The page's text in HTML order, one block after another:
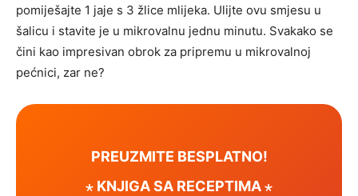
pomiješajte 1 jaje s 3 žlice mlijeka. Ulijte ovu smjesu u
šalicu i stavite je u mikrovalnu jednu minutu. Svakako se
čini kao impresivan obrok za pripremu u mikrovalnoj
pećnici, zar ne?
PREUZMITE BESPLATNO!
⋆ KNJIGA SA RECEPTIMA ⋆